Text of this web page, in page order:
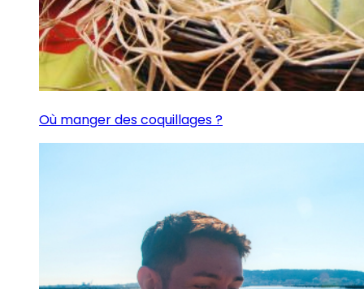
Où manger des coquillages ?